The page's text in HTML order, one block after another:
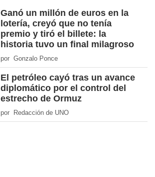
Ganó un millón de euros en la
lotería, creyó que no tenía
premio y tiró el billete: la
historia tuvo un final milagroso
por Gonzalo Ponce
El petróleo cayó tras un avance
diplomático por el control del
estrecho de Ormuz
por Redacción de UNO